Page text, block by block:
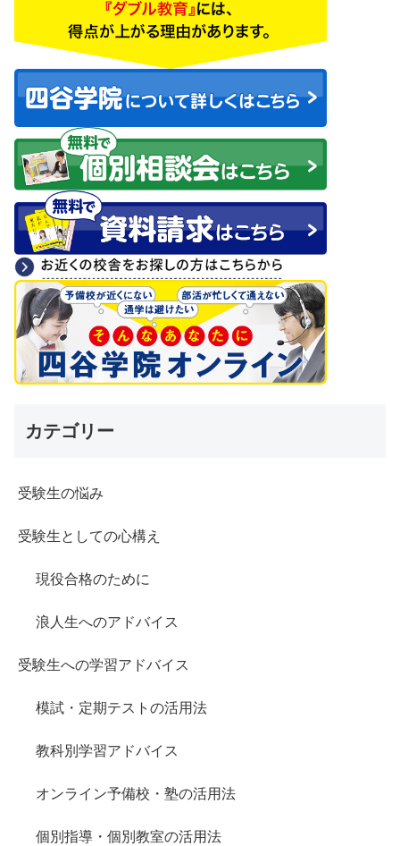
カテゴリー
受験生の悩み
受験生としての心構え
現役合格のために
浪人生へのアドバイス
受験生への学習アドバイス
模試・定期テストの活用法
教科別学習アドバイス
オンライン予備校・塾の活用法
個別指導・個別教室の活用法